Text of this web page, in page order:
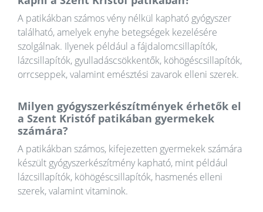
A patikákban számos vény nélkül kapható gyógyszer
található, amelyek enyhe betegségek kezelésére
szolgálnak. Ilyenek például a fájdalomcsillapítók,
lázcsillapítók, gyulladáscsökkentők, köhögéscsillapítók,
orrcseppek, valamint emésztési zavarok elleni szerek.
Milyen gyógyszerkészítmények érhetők el
a Szent Kristóf patikában gyermekek
számára?
A patikákban számos, kifejezetten gyermekek számára
készült gyógyszerkészítmény kapható, mint például
lázcsillapítók, köhögéscsillapítók, hasmenés elleni
szerek, valamint vitaminok.